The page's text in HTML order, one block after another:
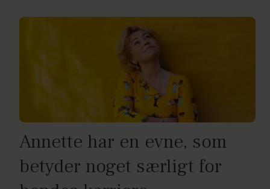
Annette har en evne, som
betyder noget særligt for